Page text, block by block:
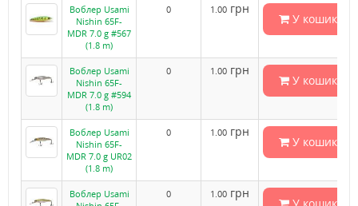
Воблер Usami
Nishin 65F-
MDR 7.0 g #567
(1.8 m)
0 1.00 грн
У кошик
Воблер Usami
Nishin 65F-
MDR 7.0 g #594
(1.8 m)
0 1.00 грн
У кошик
Воблер Usami
Nishin 65F-
MDR 7.0 g UR02
(1.8 m)
0 1.00 грн
У кошик
Воблер Usami
0 1.00 грн